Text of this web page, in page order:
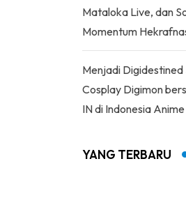
Mataloka Live, dan
Momentum
Menjadi Digidestined
Cosplay Digimon
IN di Indonesia
YANG TERBARU